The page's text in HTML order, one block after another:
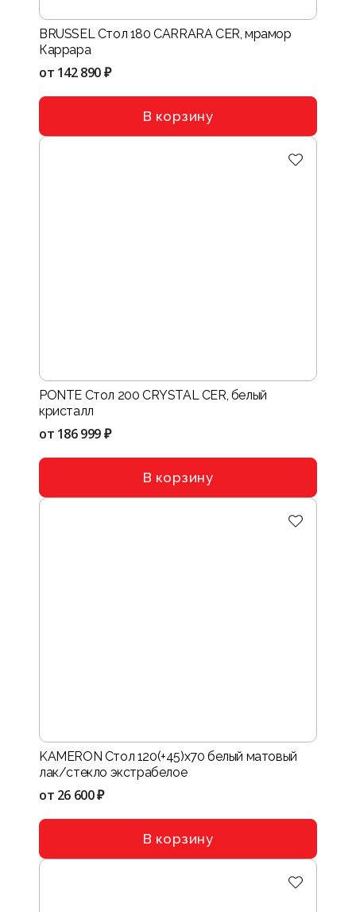
BRUSSEL Стол 180 CARRARA CER, мрамор
Каррара
от 142 890 ₽
В корзину
PONTE Стол 200 CRYSTAL CER, белый
кристалл
от 186 999 ₽
В корзину
KAMERON Стол 120(+45)х70 белый матовый
лак/стекло экстрабелое
от 26 600 ₽
В корзину